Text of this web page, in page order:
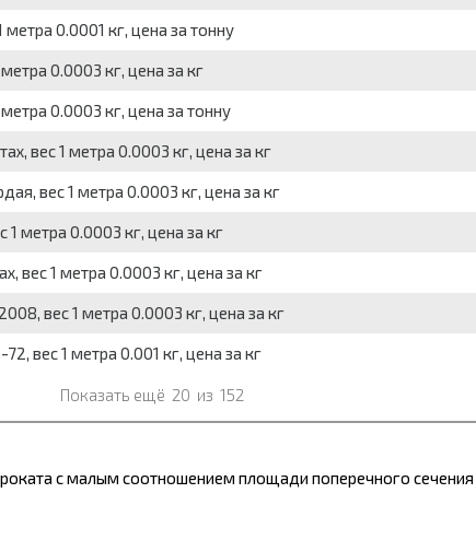
0.0001 кг, цена за тонну
0.0003 кг, цена за кг
0.0003 кг, цена за тонну
вес 1 метра 0.0003 кг, цена за кг
вес 1 метра 0.0003 кг, цена за кг
метра 0.0003 кг, цена за кг
вес 1 метра 0.0003 кг, цена за кг
вес 1 метра 0.0003 кг, цена за кг
вес 1 метра 0.001 кг, цена за кг
Показать ещё 20 из 152
с малым соотношением площади поперечного